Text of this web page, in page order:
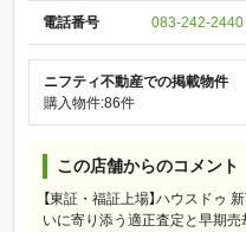
電話番号 083-242-2440
ニフティ不動産での掲載物件
購入物件:86件
この店舗からのコメント
【東証・福証上場】ハウスドゥ
いに寄り添う適正査定と早期